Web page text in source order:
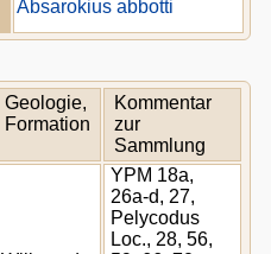
Absarokius abbotti
Geologie,
Formation
Kommentar
zur
Sammlung
YPM 18a,
26a-d, 27,
Pelycodus
Loc., 28, 56,